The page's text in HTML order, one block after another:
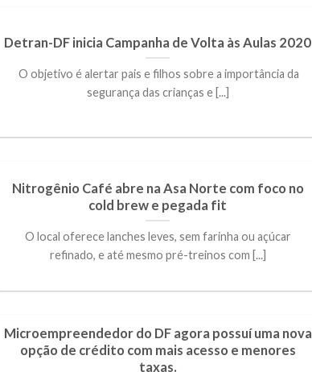
Detran-DF inicia Campanha de Volta às Aulas 2020
O objetivo é alertar pais e filhos sobre a importância da
segurança das crianças e [...]
Nitrogênio Café abre na Asa Norte com foco no
cold brew e pegada fit
O local oferece lanches leves, sem farinha ou açúcar
refinado, e até mesmo pré-treinos com [...]
Microempreendedor do DF agora possuí uma nova
opção de crédito com mais acesso e menores
taxas.